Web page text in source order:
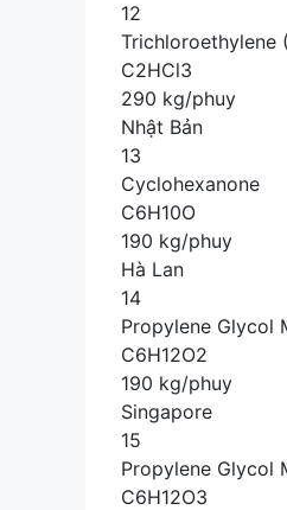
12
Trichloroethylene
C2HCl3
290 kg/phuy
Nhật Bản
13
Cyclohexanone
C6H10O
190 kg/phuy
Hà Lan
14
Propylene Glycol
C6H12O2
190 kg/phuy
Singapore
15
Propylene Glycol
C6H12O3